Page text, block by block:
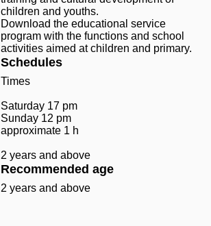
children and youths.
Download the educational service
program with the functions and school
activities aimed at children and primary.
Schedules
Times
Saturday 17 pm
Sunday 12 pm
approximate 1 h
2 years and above
Recommended age
2 years and above